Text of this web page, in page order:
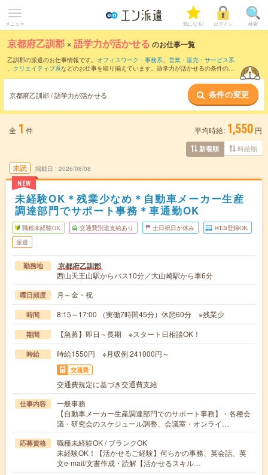
メニュー 気になる! ログイン 検索
京都府乙訓郡 ×語学力が活かせる のお仕事一覧
乙訓郡の派遣のお仕事情報です。 オフィスワーク・事務系、 営業・販売・サービス系
、 クリエイティブ系などのお仕事を取り揃えています。語学力が活かせるの条件の他
京都府乙訓郡 / 語学力が活かせる 条件の変更
全 1 件 平均時給: 1,550 円
新着順 時給順
未読
NEW
掲載日 2026/08/08
未経験OK＊残業少なめ＊自動車メーカー生産
調達部門でサポート事務＊車通勤OK
職種未経験OK 交通費別途支給あり 土日祝日が休み WEB登録OK
派遣
勤務地 京都府乙訓郡
西山天王山駅からバス10分／大山崎駅から車6分
曜日頻度 月～金・祝
時間 8:15～17:00 （実働7時間45分）休憩60分 ※残業少
期間 【急募】即日～長期 ※スタート日相談OK！
時給 時給1550円 ※月収例 241000円～
交通費
交通費規定に基づき交通費支給
仕事内容
一般事務
【自動車メーカー生産調達部門でのサポート事務】・各種会
議・研究会のスケジュール調整、会議室・オンライ…
応募資格
職種未経験OK / ブランクOK
未経験OK！【活かせるご経験】何らかの事務、英会話、英
文e-mail/文書作成・読解【活かせるスキル…